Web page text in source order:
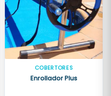
COBERTORES
Enrollador Plus